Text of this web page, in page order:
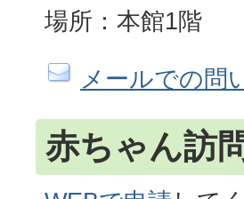
場所：本館1階
メールでの問
赤ちゃん訪